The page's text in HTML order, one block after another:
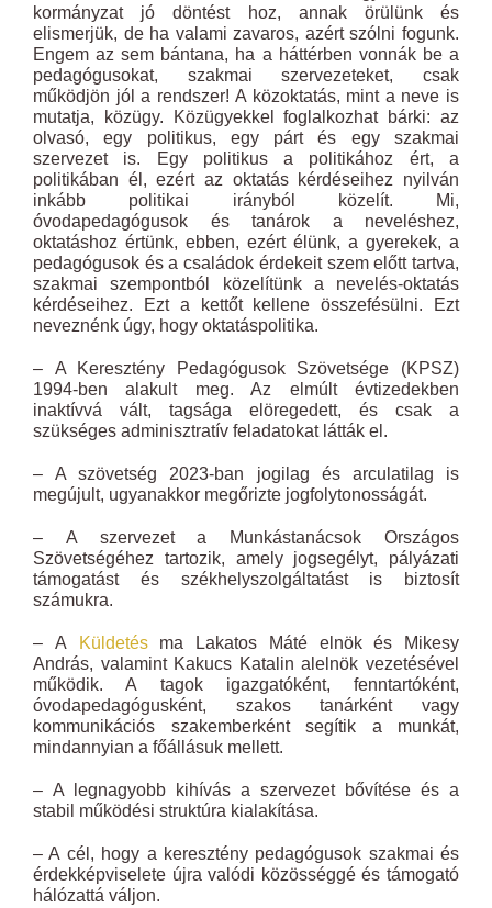
kormányzat jó döntést hoz, annak örülünk és
elismerjük, de ha valami zavaros, azért szólni fogunk.
Engem az sem bántana, ha a háttérben vonnák be a
pedagógusokat, szakmai szervezeteket, csak
működjön jól a rendszer! A közoktatás, mint a neve is
mutatja, közügy. Közügyekkel foglalkozhat bárki: az
olvasó, egy politikus, egy párt és egy szakmai
szervezet is. Egy politikus a politikához ért, a
politikában él, ezért az oktatás kérdéseihez nyilván
inkább politikai irányból közelít. Mi,
óvodapedagógusok és tanárok a neveléshez,
oktatáshoz értünk, ebben, ezért élünk, a gyerekek, a
pedagógusok és a családok érdekeit szem előtt tartva,
szakmai szempontból közelítünk a nevelés-oktatás
kérdéseihez. Ezt a kettőt kellene összefésülni. Ezt
neveznénk úgy, hogy oktatáspolitika.
– A Keresztény Pedagógusok Szövetsége (KPSZ)
1994-ben alakult meg. Az elmúlt évtizedekben
inaktívvá vált, tagsága elöregedett, és csak a
szükséges adminisztratív feladatokat látták el.
– A szövetség 2023-ban jogilag és arculatilag is
megújult, ugyanakkor megőrizte jogfolytonosságát.
– A szervezet a Munkástanácsok Országos
Szövetségéhez tartozik, amely jogsegélyt, pályázati
támogatást és székhelyszolgáltatást is biztosít
számukra.
– A Küldetésma Lakatos Máté elnök és Mikesy
András, valamint Kakucs Katalin alelnök vezetésével
működik. A tagok igazgatóként, fenntartóként,
óvodapedagógusként, szakos tanárként vagy
kommunikációs szakemberként segítik a munkát,
mindannyian a főállásuk mellett.
– A legnagyobb kihívás a szervezet bővítése és a
stabil működési struktúra kialakítása.
– A cél, hogy a keresztény pedagógusok szakmai és
érdekképviselete újra valódi közösséggé és támogató
hálózattá váljon.